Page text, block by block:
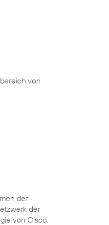
von
der
der
von Cisco.